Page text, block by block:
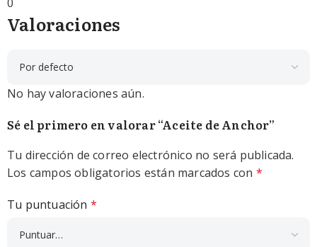
Valoraciones
No hay valoraciones aún.
Sé el primero en valorar “Aceite de Anchor”
Tu dirección de correo electrónico no será publicada.
Los campos obligatorios están marcados con *
Tu puntuación *